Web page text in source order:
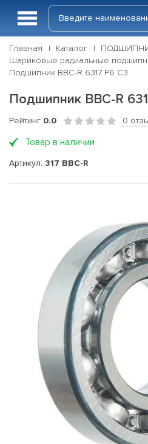
Главная Каталог
Шариковые радиальные
Подшипник BBC-R 6317 P6 C3
Подшипник BBC-R
Рейтинг 0.0 0
Товар в наличии
Артикул: 317 BBC-R